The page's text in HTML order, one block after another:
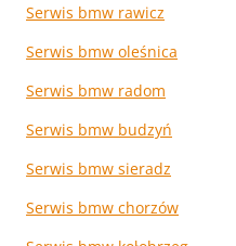
Serwis bmw rawicz
Serwis bmw oleśnica
Serwis bmw radom
Serwis bmw budzyń
Serwis bmw sieradz
Serwis bmw chorzów